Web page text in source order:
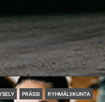
PRÄSSI RYHMÄLIIKUNTA